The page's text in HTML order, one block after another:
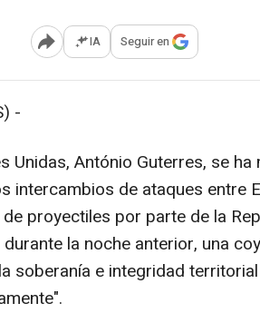
Abrir opciones para compartir
IA Seguir en
-
Unidas, António Guterres, se
intercambios de ataques entre
proyectiles por parte de la
la noche anterior, una
soberanía e integridad